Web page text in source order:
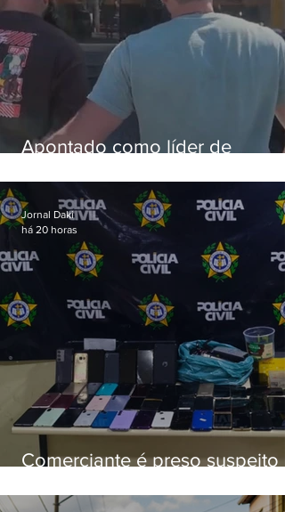
Apontado como líder de
aposentados é preso
Comerciante é preso suspeito
loja
Jornal Daki
há 20 horas